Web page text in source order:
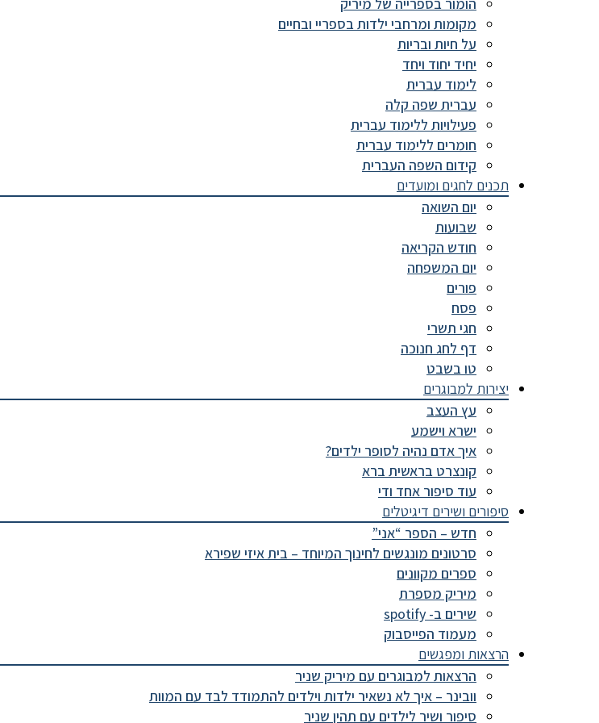
הומור בספרייה של מיריק
מקומות ומרחבי ילדות בספריי ובחיים
על חיות ובריות
יחיד יחוד ויחד
לימוד עברית
עברית שפה קלה
פעילויות ללימוד עברית
חומרים ללימוד עברית
קידום השפה העברית
תכנים לחגים ומועדים
יום השואה
שבועות
חודש הקריאה
יום המשפחה
פורים
פסח
חגי תשרי
דף לחג חנוכה
טו בשבט
יצירות למבוגרים
עץ העצב
ישרא וישמע
איך אדם נהיה לסופר ילדים?
קונצרט בראשית ברא
עוד סיפור אחד ודי
סיפורים ושירים דיגיטלים
חדש – הספר “אני”
סרטונים מונגשים לחינוך המיוחד – בית איזי שפירא
ספרים מקוונים
מיריק מספרת
שירים ב- spotify
מעמוד הפייסבוק
הרצאות ומפגשים
הרצאות למבוגרים עם מיריק שניר
וובינר – איך לא נשאיר ילדות וילדים להתמודד לבד עם המוות
סיפור ושיר לילדים עם תהין שניר